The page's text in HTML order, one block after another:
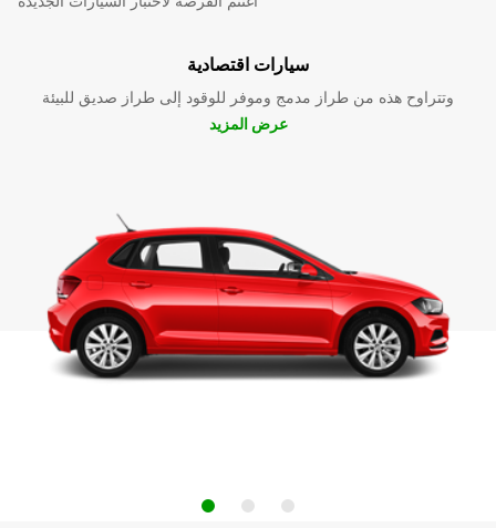
سيارات اقتصادية
وتتراوح هذه من طراز مدمج وموفر للوقود إلى طراز صديق للبيئة
عرض المزيد